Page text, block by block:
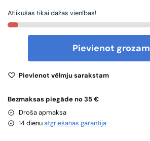
Atlikušas tikai dažas vienības!
Pievienot grozam
Pievienot vēlmju sarakstam
Bezmaksas piegāde no 35 €
Droša apmaksa
14 dienuatgriešanas garantija